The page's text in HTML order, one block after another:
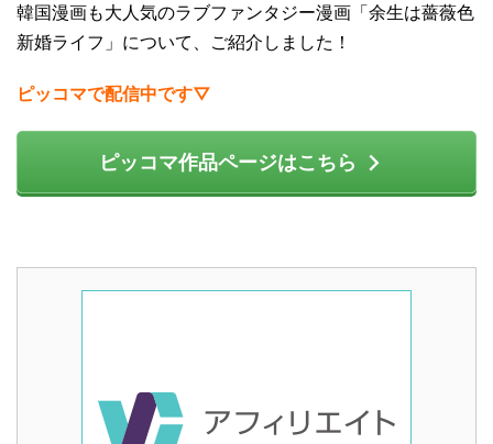
韓国漫画も大人気のラブファンタジー漫画「余生は薔薇色
新婚ライフ」について、ご紹介しました！
ピッコマで配信中です▽
ピッコマ作品ページはこちら